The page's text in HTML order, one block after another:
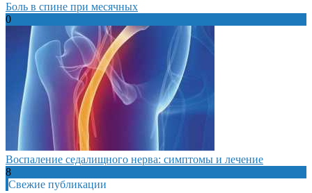
Боль в спине при месячных
0
Воспаление седалищного нерва: симптомы и лечение
8
Свежие публикации